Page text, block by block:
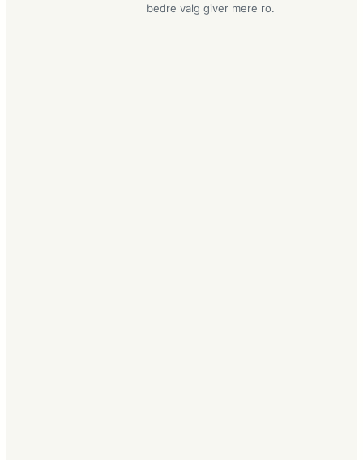
bedre valg giver mere ro.